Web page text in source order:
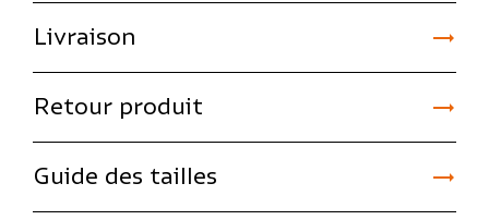
Livraison 
Retour produit 
Guide des tailles 